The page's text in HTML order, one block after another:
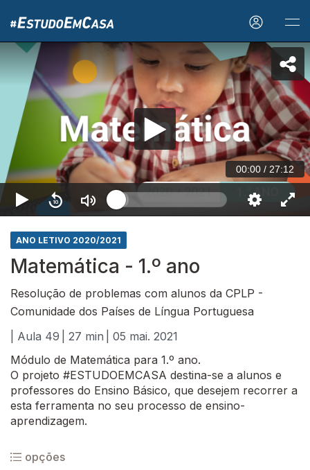
00:00 / 27:12
ANO LETIVO 2020/2021
Matemática - 1.º ano
Resolução de problemas com alunos da CPLP -
Comunidade dos Países de Língua Portuguesa
| Aula 49
| 27 min
| 05 mai. 2021
Módulo de Matemática para 1.º ano.
O projeto #ESTUDOEMCASA destina-se a alunos e
professores do Ensino Básico, que desejem recorrer a
esta ferramenta no seu processo de ensino-
aprendizagem.
opções